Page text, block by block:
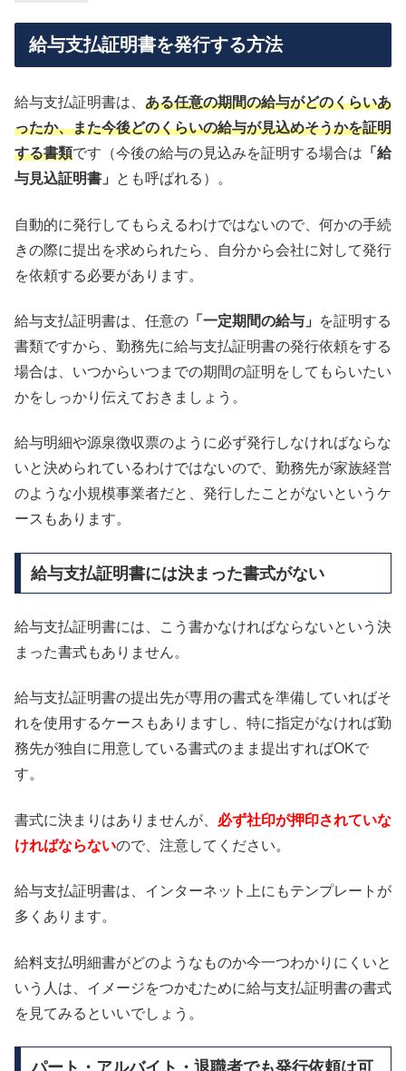
給与支払証明書を発行する方法
給与支払証明書は、 ある任意の期間の給与がどのくらいあ
ったか、また今後どのくらいの給与が見込めそうかを証明
する書類です（今後の給与の見込みを証明する場合は 「給
与見込証明書」
とも呼ばれる）。
自動的に発行してもらえるわけではないので、何かの手続
きの際に提出を求められたら、自分から会社に対して発行
を依頼する必要があります。
給与支払証明書は、任意の 「一定期間の給与」
を証明する
書類ですから、勤務先に給与支払証明書の発行依頼をする
場合は、いつからいつまでの期間の証明をしてもらいたい
かをしっかり伝えておきましょう。
給与明細や源泉徴収票のように必ず発行しなければならな
いと決められているわけではないので、勤務先が家族経営
のような小規模事業者だと、発行したことがないというケ
ースもあります。
給与支払証明書には決まった書式がない
給与支払証明書には、こう書かなければならないという決
まった書式もありません。
給与支払証明書の提出先が専用の書式を準備していればそ
れを使用するケースもありますし、特に指定がなければ勤
務先が独自に用意している書式のまま提出すればOKで
す。
書式に決まりはありませんが、 必ず社印が押印されていな
ければならないので、注意してください。
給与支払証明書は、インターネット上にもテンプレートが
多くあります。
給料支払明細書がどのようなものか今一つわかりにくいと
いう人は、イメージをつかむために給与支払証明書の書式
を見てみるといいでしょう。
パート・アルバイト・退職者でも発行依頼は可